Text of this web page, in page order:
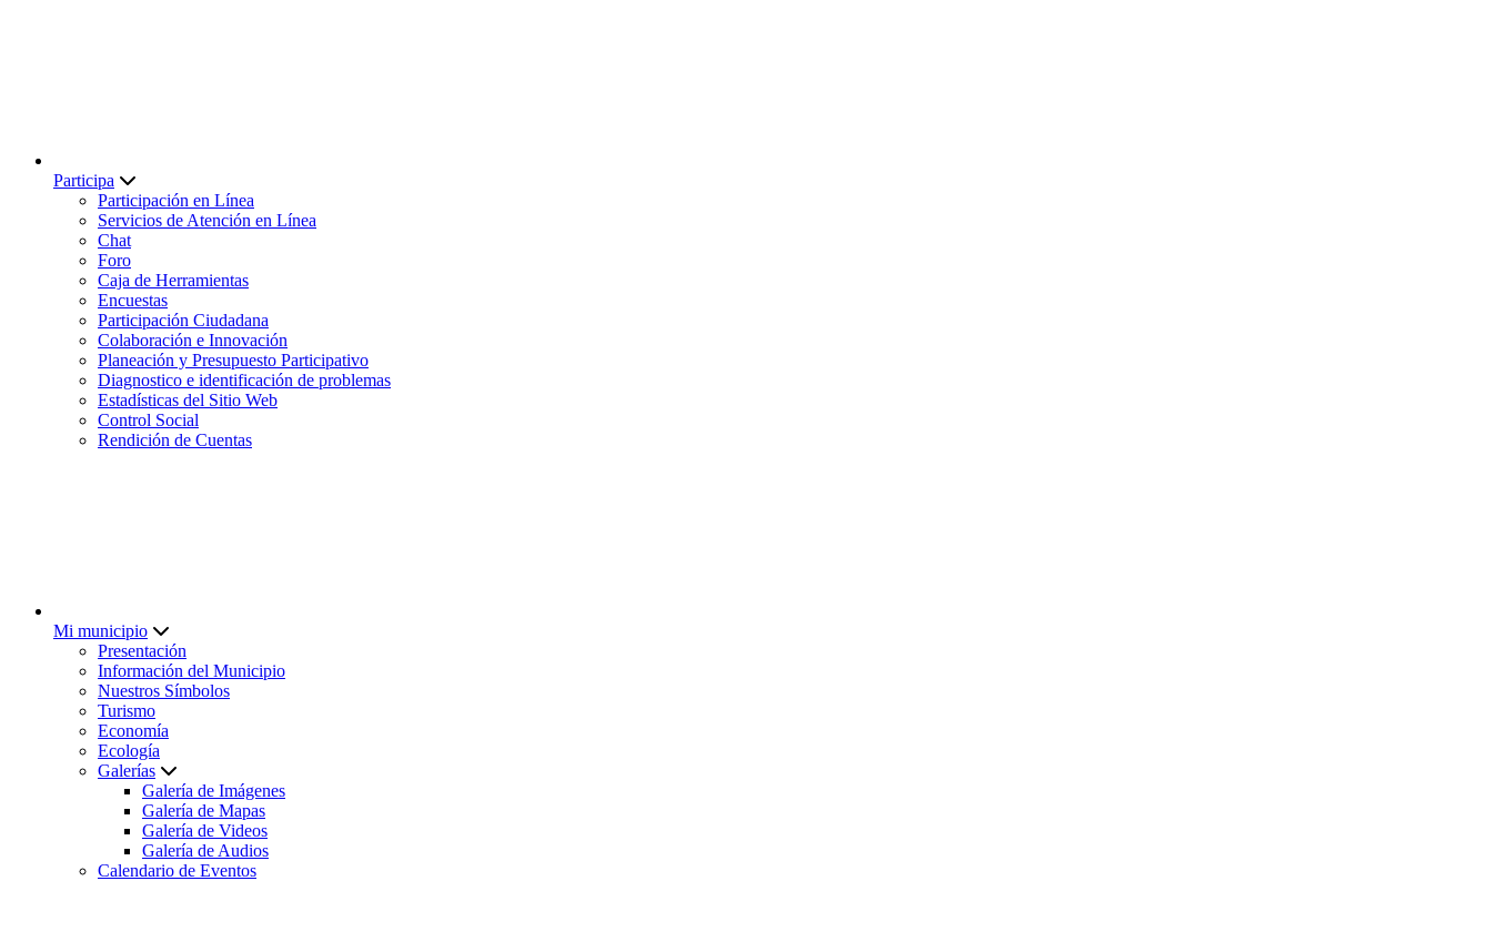
Participa
Participación en Línea
Servicios de Atención en Línea
Chat
Foro
Caja de Herramientas
Encuestas
Participación Ciudadana
Colaboración e Innovación
Planeación y Presupuesto Participativo
Diagnostico e identificación de problemas
Estadísticas del Sitio Web
Control Social
Rendición de Cuentas
Mi municipio
Presentación
Información del Municipio
Nuestros Símbolos
Turismo
Economía
Ecología
Galerías
Galería de Imágenes
Galería de Mapas
Galería de Videos
Galería de Audios
Calendario de Eventos